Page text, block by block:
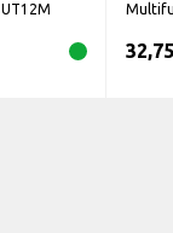
32,75